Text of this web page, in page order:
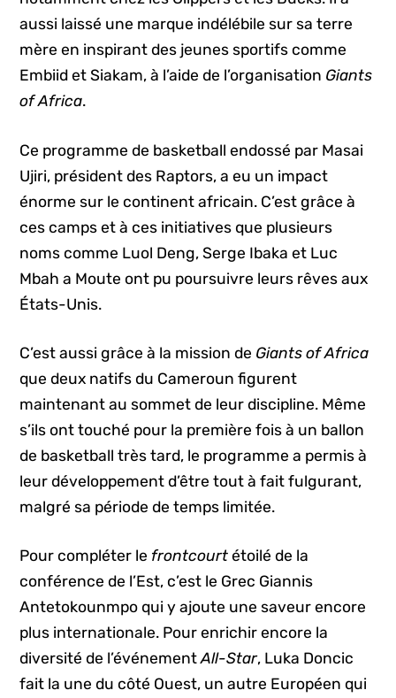
aussi laissé une marque indélébile sur sa terre
mère en inspirant des jeunes sportifs comme
Embiid et Siakam, à l’aide de l’organisation Giants
of Africa.
Ce programme de basketball endossé par Masai
Ujiri, président des Raptors, a eu un impact
énorme sur le continent africain. C’est grâce à
ces camps et à ces initiatives que plusieurs
noms comme Luol Deng, Serge Ibaka et Luc
Mbah a Moute ont pu poursuivre leurs rêves aux
États-Unis.
C’est aussi grâce à la mission de Giants of Africa
que deux natifs du Cameroun figurent
maintenant au sommet de leur discipline. Même
s’ils ont touché pour la première fois à un ballon
de basketball très tard, le programme a permis à
leur développement d’être tout à fait fulgurant,
malgré sa période de temps limitée.
Pour compléter le frontcourt étoilé de la
conférence de l’Est, c’est le Grec Giannis
Antetokounmpo qui y ajoute une saveur encore
plus internationale. Pour enrichir encore la
diversité de l’événementAll-Star, Luka Doncic
fait la une du côté Ouest, un autre Européen qui